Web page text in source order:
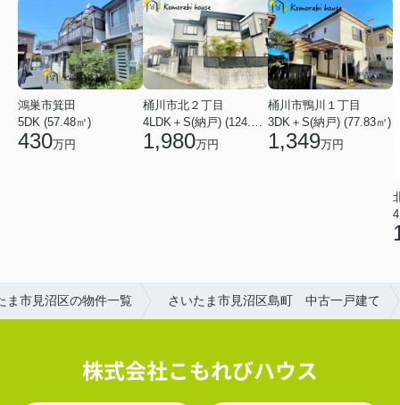
鴻巣市箕田
5DK (57.48㎡)
430万円
桶川市北２丁目
1,980万円
桶川市鴨川１丁目
3DK＋S(納戸) (77.83㎡)
1,349万円
ま市見沼区の物件一覧 さいたま市見沼区島町 中古一戸建て
株式会社こもれびハウス